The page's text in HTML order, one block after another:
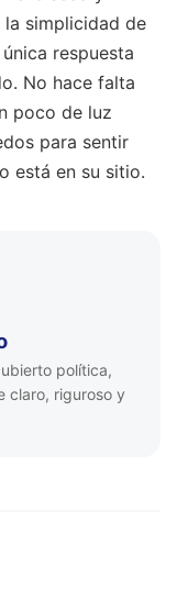
simplicidad de
respuesta
No hace falta
poco de luz
para sentir
está en su sitio.
política,
claro, riguroso y